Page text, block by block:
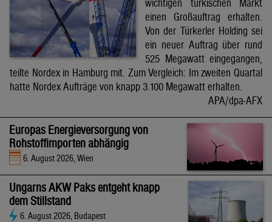
wichtigen türkischen Markt
einen Großauftrag erhalten.
Von der Türkerler Holding sei
ein neuer Auftrag über rund
525 Megawatt eingegangen,
teilte Nordex in Hamburg mit. Zum Vergleich: Im zweiten Quartal
hatte Nordex Aufträge von knapp 3.100 Megawatt erhalten.
APA/dpa-AFX
Europas Energieversorgung von
Rohstoffimporten abhängig
6. August 2026, Wien
Ungarns AKW Paks entgeht knapp
dem Stillstand
6. August 2026, Budapest